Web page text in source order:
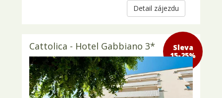
Detail zájezdu
Sleva 15-
25%
Cattolica - Hotel Gabbiano 3*